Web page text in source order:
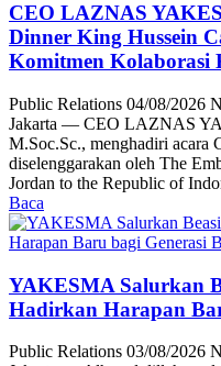
CEO LAZNAS
Dinner King Hussein
Komitmen Kolaborasi
Public Relations 04/08/2026
Jakarta — CEO LAZNAS
M.Soc.Sc., menghadiri acara
diselenggarakan oleh The
Jordan to the Republic of
Baca
YAKESMA Salurkan
Hadirkan Harapan
Public Relations 03/08/2026